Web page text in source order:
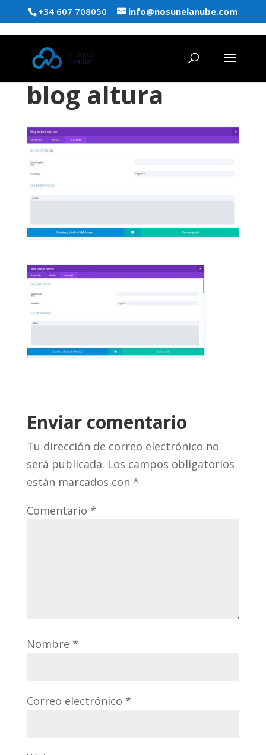
+34 607 708050 info@nosunelanube.com
blog altura
Enviar comentario
Tu dirección de correo electrónico no
será publicada. Los campos obligatorios
están marcados con *
Comentario *
Nombre *
Correo electrónico *